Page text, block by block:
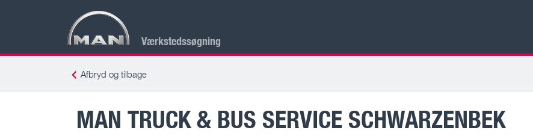
Værkstedssøgning
Afbryd og tilbage
MAN TRUCK & BUS SERVICE SCHWARZENBEK